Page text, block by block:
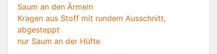
Saum an den Ärmeln
Kragen aus Stoff mit rundem Ausschnitt,
abgesteppt
nur Saum an der Hüfte